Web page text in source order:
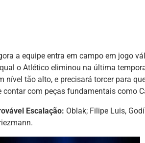
a equipe entra em campo em jogo
o Atlético eliminou na última
nível tão alto, e precisará torcer para
contar com peças fundamentais como
Escalação: Oblak; Filipe Luis,